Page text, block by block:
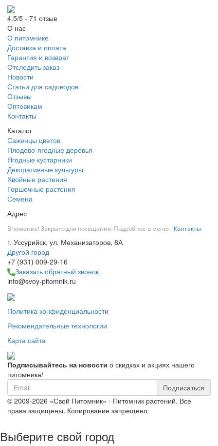
4.5/5 - 71 отзыв
О нас
О питомнике
Доставка и оплата
Гарантия и возврат
Отследить заказ
Новости
Статьи для садоводов
Отзывы
Оптовикам
Контакты
Каталог
Саженцы цветов
Плодово-ягодные деревья
Ягодные кустарники
Декоративные культуры
Хвойные растения
Горшечные растения
Семена
Адрес
Внимание! Закрыто для посещения. Подробнее в меню - Контакты
г. Уссурийск, ул. Механизаторов, 8А
Другой город
+7 (931) 009-29-16
Заказать обратный звонок
info@svoy-pitomnik.ru
Политика конфиденциальности
Рекомендательные технологии
Карта сайта
Подписывайтесь на новости о скидках и акциях нашего
питомника!
Подписаться
© 2009-2026 «Свой Питомник» - Питомник растений. Все
права защищены. Копирование запрещено
Выберите свой город